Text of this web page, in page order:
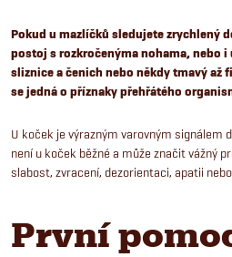
Pokud u mazlíčků sledujete zrychlený
postoj s rozkročenýma nohama, nebo
sliznice a čenich nebo někdy tmavý až
se jedná o příznaky přehřátého
U koček je výrazným varovným signálem
není u koček běžné a může značit vážný
slabost, zvracení, dezorientaci, apatii
První